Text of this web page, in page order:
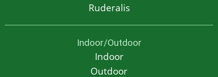
Ruderalis
Indoor/Outdoor
Indoor
Outdoor